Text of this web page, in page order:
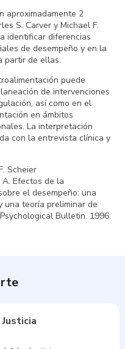
aproximadamente 2
S. Carver y Michael F.
identificar diferencias
de desempeño y en la
partir de ellas.
puede
de intervenciones
así como en el
en ámbitos
La interpretación
con la entrevista clínica y
Scheier
A. Efectos de la
el desempeño: una
una teoría preliminar de
Bulletin. 1996.